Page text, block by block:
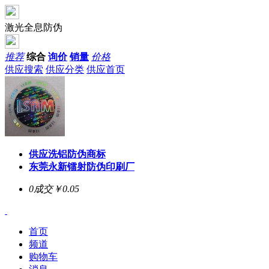
激光全息防伪
推荐 综合 询价 销量 价格
供应搜索 供应分类 供应首页
供应洗铝防伪商标
东莞永新镭射防伪印刷厂
0成交￥0.05
首页
频道
购物车